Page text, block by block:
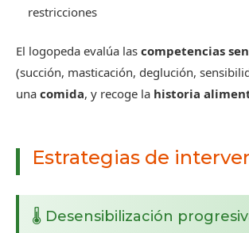
restricciones
El logopeda evalúa las competencias
(succión, masticación, deglución,
una comida, y recoge la historia
Estrategias de
🌡️ Desensibilización